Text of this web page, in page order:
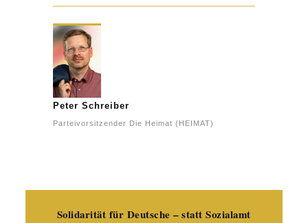
Peter Schreiber
Parteivorsitzender Die Heimat (HEIMAT)
Solidarität für Deutsche – statt Sozialamt